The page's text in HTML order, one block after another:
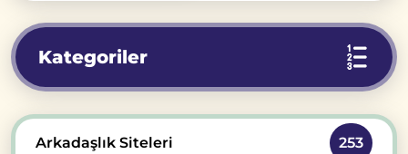
Kategoriler
Arkadaşlık Siteleri 253